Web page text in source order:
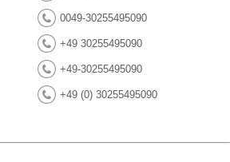
0049-30255495090
+49 30255495090
+49-30255495090
+49 (0) 30255495090